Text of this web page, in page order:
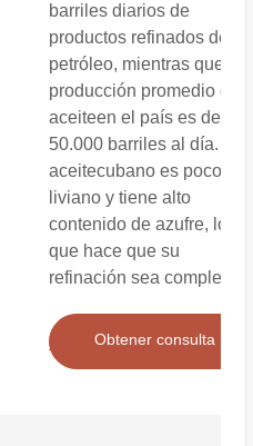
barriles diarios de
productos refinados del
petróleo, mientras que la
producción promedio de
aceiteen el país es de
50.000 barriles al día. El
aceitecubano es poco
liviano y tiene alto
contenido de azufre, lo
que hace que su
refinación sea compleja.
Obtener consulta